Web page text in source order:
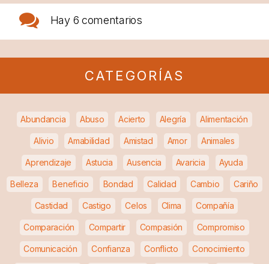
Hay 6 comentarios
CATEGORÍAS
Abundancia Abuso Acierto Alegría Alimentación
Alivio Amabilidad Amistad Amor Animales
Aprendizaje Astucia Ausencia Avaricia Ayuda
Belleza Beneficio Bondad Calidad Cambio Cariño
Castidad Castigo Celos Clima Compañía
Comparación Compartir Compasión Compromiso
Comunicación Confianza Conflicto Conocimiento